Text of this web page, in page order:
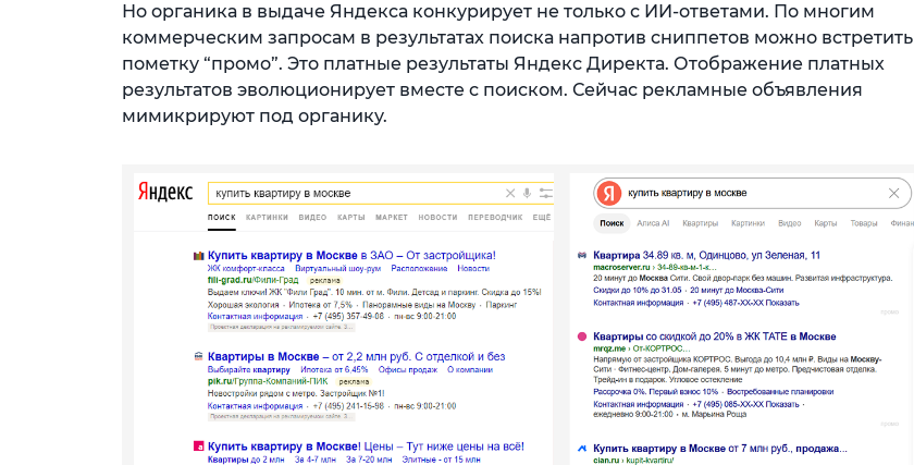
Но органика в выдаче Яндекса конкурирует не только с ИИ-ответами. По многим
коммерческим запросам в результатах поиска напротив сниппетов можно встретить
пометку “промо”. Это платные результаты Яндекс Директа. Отображение платных
результатов эволюционирует вместе с поиском. Сейчас рекламные объявления
мимикрируют под органику.